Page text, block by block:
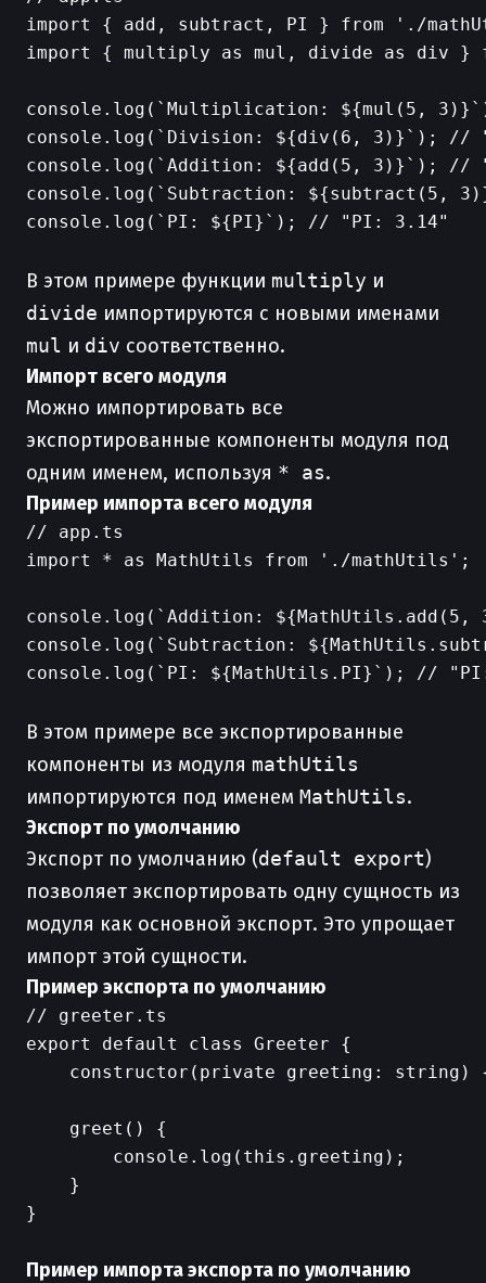
import { add, subtract, PI } from './
import { multiply as mul, divide as div }
console.log(`Multiplication: ${mul(5,
console.log(`Division: ${div(6, 3)}`); //
console.log(`Addition: ${add(5, 3)}`); //
console.log(`Subtraction: ${subtract(5,
console.log(`PI: ${PI}`); // "PI: 3.14"
В этом примере функции multiply и
divide импортируются с новыми именами
mul и div соответственно.
Импорт всего модуля
Можно импортировать все
экспортированные компоненты модуля под
одним именем, используя * as.
Пример импорта всего модуля
// app.ts
import * as MathUtils from './mathUtils';
console.log(`Addition:
console.log(`Subtraction:
console.log(`PI: ${MathUtils.PI}`); //
В этом примере все экспортированные
компоненты из модуля mathUtils
импортируются под именем MathUtils.
Экспорт по умолчанию
Экспорт по умолчанию (default export)
позволяет экспортировать одну сущность из
модуля как основной экспорт. Это упрощает
импорт этой сущности.
Пример экспорта по умолчанию
// greeter.ts
export default class Greeter {
constructor(private greeting: string)
    greet() {
        console.log(this.greeting);
    }
}
Пример импорта экспорта по умолчанию